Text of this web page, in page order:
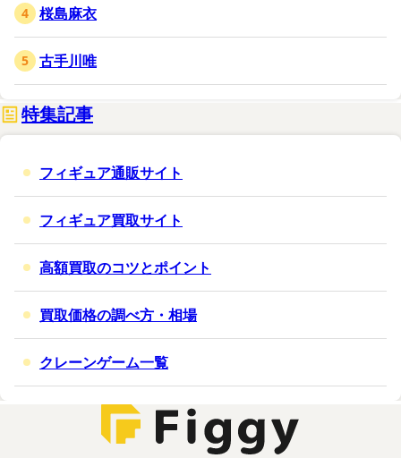
桜島麻衣
古手川唯
特集記事
フィギュア通販サイト
フィギュア買取サイト
高額買取のコツとポイント
買取価格の調べ方・相場
クレーンゲーム一覧